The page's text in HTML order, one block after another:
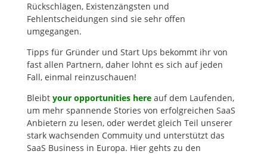
Rückschlägen, Existenzängsten und
Fehlentscheidungen sind sie sehr offen
umgegangen.
Tipps für Gründer und Start Ups bekommt ihr von
fast allen Partnern, daher lohnt es sich auf jeden
Fall, einmal reinzuschauen!
Bleibt your opportunities here auf dem Laufenden,
um mehr spannende Stories von erfolgreichen SaaS
Anbietern zu lesen, oder werdet gleich Teil unserer
stark wachsenden Commuity und unterstützt das
SaaS Business in Europa. Hier gehts zu den